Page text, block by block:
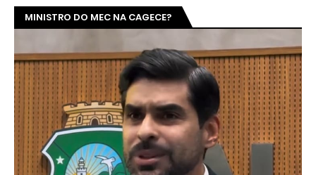
MINISTRO DO MEC NA CAGECE?